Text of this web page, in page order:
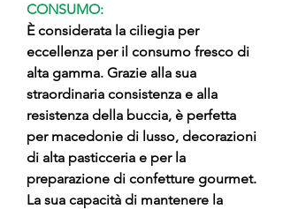
CONSUMO:
È considerata la ciliegia per
eccellenza per il consumo fresco di
alta gamma. Grazie alla sua
straordinaria consistenza e alla
resistenza della buccia, è perfetta
per macedonie di lusso, decorazioni
di alta pasticceria e per la
preparazione di confetture gourmet.
La sua capacità di mantenere la